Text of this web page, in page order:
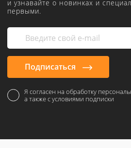
и узнавайте о новинках и
первыми.
Подписаться
Я согласен на обработку
а также с условиями подписки